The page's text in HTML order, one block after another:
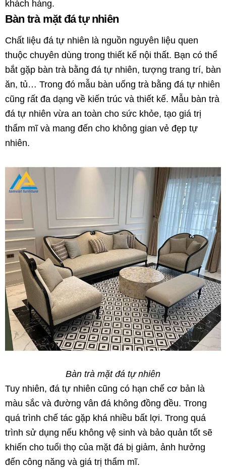
khách hàng.
Bàn trà mặt đá tự nhiên
Chất liệu đá tự nhiên là nguồn nguyên liệu quen
thuộc chuyên dùng trong thiết kế nội thất. Bạn có thể
bắt gặp bàn trà bằng đá tự nhiên, tượng trang trí, bàn
ăn, tủ… Trong đó mẫu bàn uống trà bằng đá tự nhiên
cũng rất đa dạng về kiến trúc và thiết kế. Mẫu bàn trà
đá tự nhiên vừa an toàn cho sức khỏe, tạo giá trị
thẩm mĩ và mang đến cho không gian vẻ đẹp tự
nhiên.
Bàn trà mặt đá tự nhiên
Tuy nhiên, đá tự nhiên cũng có hạn chế cơ bản là
màu sắc và đường vân đá không đồng đều. Trong
quá trình chế tác gặp khá nhiều bất lợi. Trong quá
trình sử dụng nếu không vệ sinh và bảo quản tốt sẽ
khiến cho tuổi thọ của mặt đá bị giảm, ảnh hưởng
đến công năng và giá trị thẩm mĩ.